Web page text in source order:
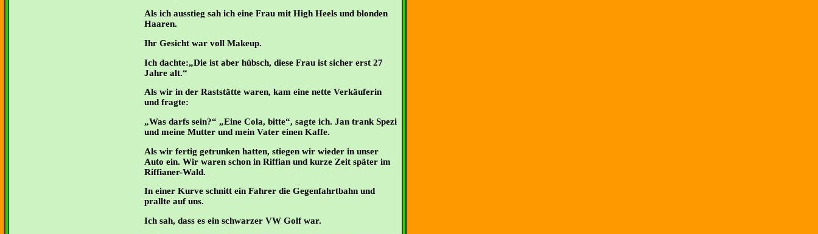
Als ich ausstieg sah ich eine Frau mit High Heels und blonden
Haaren.
Ihr Gesicht war voll Makeup.
Ich dachte:„Die ist aber hübsch, diese Frau ist sicher erst 27
Jahre alt.“
Als wir in der Raststätte waren, kam eine nette Verkäuferin
und fragte:
Was darfs sein?“ „Eine Cola, bitte“, sagte ich. Jan trank Spezi
und meine Mutter und mein Vater einen Kaffe.
Als wir fertig getrunken hatten, stiegen wir wieder in unser
Auto ein. Wir waren schon in Riffian und kurze Zeit später im
Riffianer-Wald.
In einer Kurve schnitt ein Fahrer die Gegenfahrtbahn und
prallte auf uns.
Ich sah, dass es ein schwarzer VW Golf war.